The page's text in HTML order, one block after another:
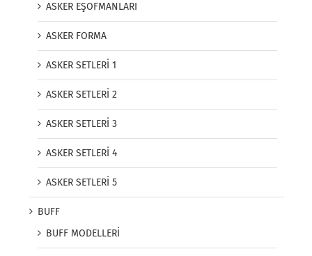
ASKER EŞOFMANLARI
ASKER FORMA
ASKER SETLERİ 1
ASKER SETLERİ 2
ASKER SETLERİ 3
ASKER SETLERİ 4
ASKER SETLERİ 5
BUFF
BUFF MODELLERİ